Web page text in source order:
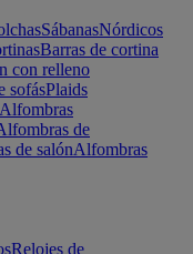
SábanasNórdicos
Barras de cortina
con relleno
sofásPlaids
Alfombras
de
de salónAlfombras
Relojes de